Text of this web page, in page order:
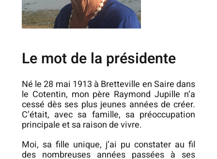
Le mot de la présidente
Né le 28 mai 1913 à Bretteville en Saire dans
le Cotentin, mon père Raymond Jupille n’a
cessé dès ses plus jeunes années de créer.
C’était, avec sa famille, sa préoccupation
principale et sa raison de vivre.
Moi, sa fille unique, j’ai pu constater au fil
des nombreuses années passées à ses